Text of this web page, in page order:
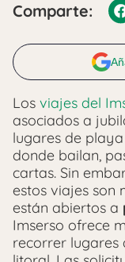
Comparte:
Los viajes del
asociados a
lugares de
donde bailan,
cartas. Sin
estos viajes son
están abiertos a
Imserso ofrece
recorrer lugares